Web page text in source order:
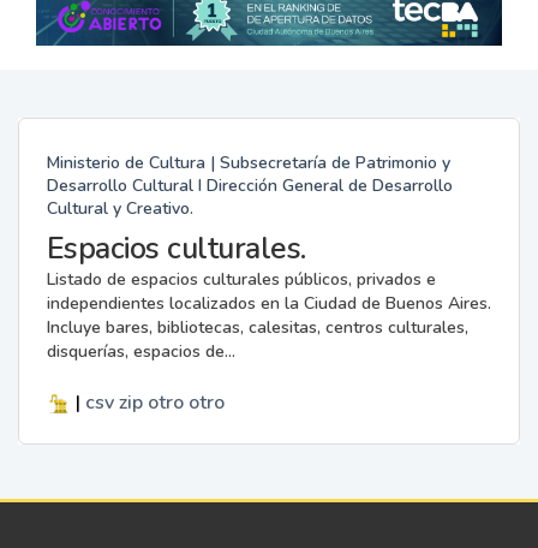
Ministerio de Cultura | Subsecretaría de Patrimonio y
Desarrollo Cultural I Dirección General de Desarrollo
Cultural y Creativo.
Espacios culturales.
Listado de espacios culturales públicos, privados e
independientes localizados en la Ciudad de Buenos Aires.
Incluye bares, bibliotecas, calesitas, centros culturales,
disquerías, espacios de...
| csv zip otro otro